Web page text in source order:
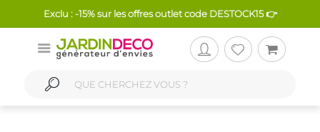
Exclu : -15% sur les offres outlet code DESTOCK15 👉